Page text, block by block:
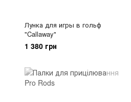
Лунка для игры в гольф
"Callaway"
1 380 грн